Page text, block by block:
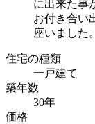
に出来た事
お付き合い
座いました。
住宅の種類
一戸建て
築年数
30年
価格